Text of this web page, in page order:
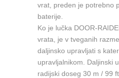
vrat, preden je potrebno
baterije.
Ko je lučka DOOR-
vrata, je v tveganih
daljinsko upravljati s
upravljalnikom. Daljinski
radijski doseg 30 m / 99